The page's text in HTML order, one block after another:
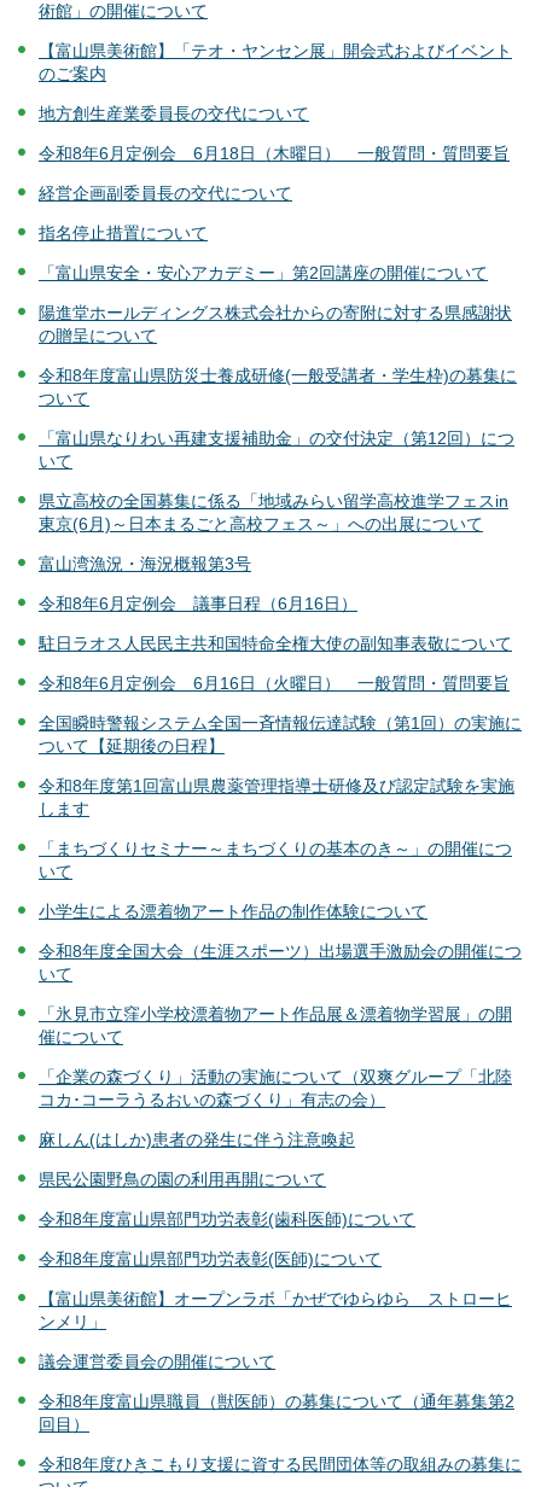
術館」の開催について
【富山県美術館】「テオ・ヤンセン展」開会式およびイベント
のご案内
地方創生産業委員長の交代について
令和8年6月定例会 6月18日（木曜日） 一般質問・質問要旨
経営企画副委員長の交代について
指名停止措置について
「富山県安全・安心アカデミー」第2回講座の開催について
陽進堂ホールディングス株式会社からの寄附に対する県感謝状
の贈呈について
令和8年度富山県防災士養成研修(一般受講者・学生枠)の募集に
ついて
「富山県なりわい再建支援補助金」の交付決定（第12回）につ
いて
県立高校の全国募集に係る「地域みらい留学高校進学フェスin
東京(6月)～日本まるごと高校フェス～」への出展について
富山湾漁況・海況概報第3号
令和8年6月定例会 議事日程（6月16日）
駐日ラオス人民民主共和国特命全権大使の副知事表敬について
令和8年6月定例会 6月16日（火曜日） 一般質問・質問要旨
全国瞬時警報システム全国一斉情報伝達試験（第1回）の実施に
ついて【延期後の日程】
令和8年度第1回富山県農薬管理指導士研修及び認定試験を実施
します
「まちづくりセミナー～まちづくりの基本のき～」の開催につ
いて
小学生による漂着物アート作品の制作体験について
令和8年度全国大会（生涯スポーツ）出場選手激励会の開催につ
いて
「氷見市立窪小学校漂着物アート作品展＆漂着物学習展」の開
催について
「企業の森づくり」活動の実施について（双爽グループ「北陸
コカ･コーラうるおいの森づくり」有志の会）
麻しん(はしか)患者の発生に伴う注意喚起
県民公園野鳥の園の利用再開について
令和8年度富山県部門功労表彰(歯科医師)について
令和8年度富山県部門功労表彰(医師)について
【富山県美術館】オープンラボ「かぜでゆらゆら ストローヒ
ンメリ」
議会運営委員会の開催について
令和8年度富山県職員（獣医師）の募集について（通年募集第2
回目）
令和8年度ひきこもり支援に資する民間団体等の取組みの募集に